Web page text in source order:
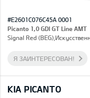
#E2601C076C45A 0001
Picanto 1,0 GDI GT Line AMT
Signal Red
Я ЗАИНТЕРЕСОВАН!
KIA PICANTO